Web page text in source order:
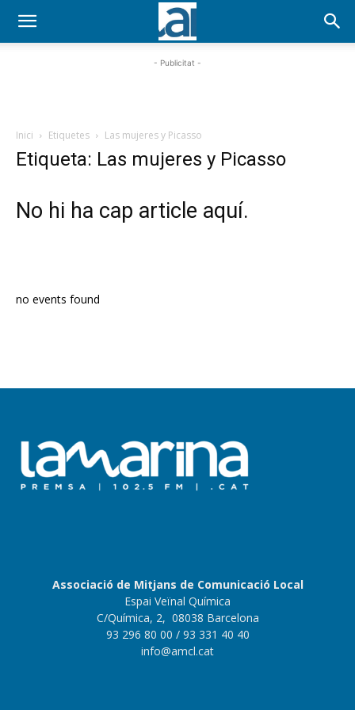
- Publicitat -
Inici Etiquetes Las mujeres y Picasso
Etiqueta: Las mujeres y Picasso
No hi ha cap article aquí.
no events found
Associació de Mitjans de Comunicació Local
Espai Veïnal Química
C/Química, 2, 08038 Barcelona
93 296 80 00 / 93 331 40 40
info@amcl.cat